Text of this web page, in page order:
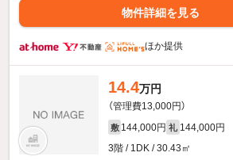
物件詳細を見る
ほか提供
14.4万円
（管理費13,000円）
敷 144,000円 礼 144,000円
3階 / 1DK / 30.43㎡